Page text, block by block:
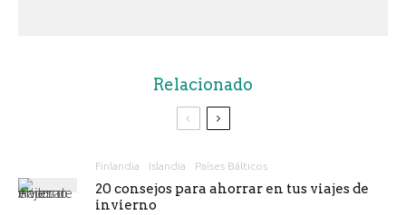
Relacionado
Finlandia Islandia Países Bálticos
20 consejos para ahorrar en tus viajes de
invierno